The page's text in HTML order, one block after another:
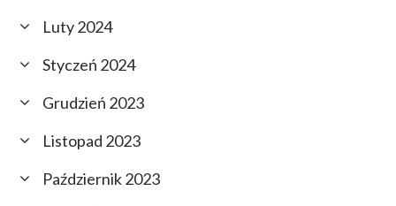
Luty 2024
Styczeń 2024
Grudzień 2023
Listopad 2023
Październik 2023